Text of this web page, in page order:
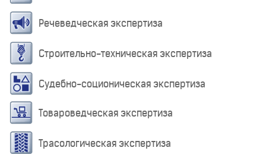
Речеведческая экспертиза
Строительно-техническая экспертиза
Судебно-соционическая экспертиза
Товароведческая экспертиза
Трасологическая экспертиза